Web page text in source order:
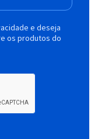
e deseja
os produtos do